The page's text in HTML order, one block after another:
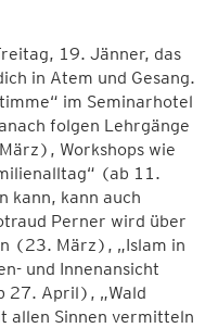
19. Jänner, das
in Atem und Gesang.
im Seminarhotel
folgen Lehrgänge
Workshops wie
(ab 11.
kann, kann auch
Perner wird über
(23. März), „Islam in
und Innenansicht
27. April), „Wald
allen Sinnen vermitteln